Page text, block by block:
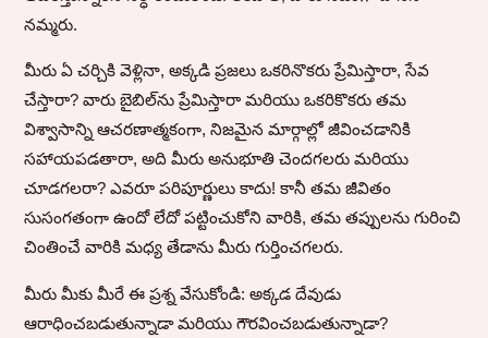
నమ్మరు.
మీరు ఏ చర్చికి వెళ్లినా, అక్కడి ప్రజలు ఒకరినొకరు ప్రేమిస్తారా, సేవ
చేస్తారా? వారు బైబిల్‌ను ప్రేమిస్తారా మరియు ఒకరికొకరు తమ
విశ్వాసాన్ని ఆచరణాత్మకంగా, నిజమైన మార్గాల్లో జీవించడానికి
సహాయపడతారా, అది మీరు అనుభూతి చెందగలరు మరియు
చూడగలరా? ఎవరూ పరిపూర్ణులు కాదు! కానీ తమ జీవితం
సుసంగతంగా ఉందో లేదో పట్టించుకోని వారికి, తమ తప్పులను గురించి
చింతించే వారికి మధ్య తేడాను మీరు గుర్తించగలరు.
మీరు మీకు మీరే ఈ ప్రశ్న వేసుకోండి: అక్కడ దేవుడు
ఆరాధించబడుతున్నాడా మరియు గౌరవించబడుతున్నాడా?